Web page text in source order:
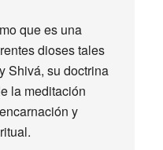
que es una
dioses tales
Shivá, su doctrina
la meditación
y